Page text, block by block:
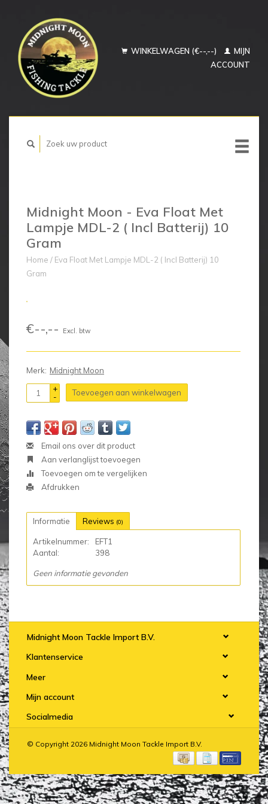
WINKELWAGEN (€--,--)
MIJN
ACCOUNT
Midnight Moon - Eva Float Met
Lampje MDL-2 ( Incl Batterij) 10
Gram
Home / Eva Float Met Lampje MDL-2 ( Incl Batterij) 10
Gram
€--,-- Excl. btw
Merk: Midnight Moon
+
-
Toevoegen aan winkelwagen
Email ons over dit product
Aan verlanglijst toevoegen
Toevoegen om te vergelijken
Afdrukken
Informatie Reviews (0)
Artikelnummer:
EFT1
Aantal:
398
Geen informatie gevonden
Midnight Moon Tackle Import B.V.
Klantenservice
Meer
Mijn account
Socialmedia
© Copyright 2026 Midnight Moon Tackle Import B.V.